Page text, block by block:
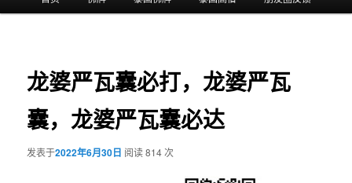
龙婆严瓦囊必打，龙婆严瓦
囊，龙婆严瓦囊必达
发表于2022年6月30日 阅读 814 次